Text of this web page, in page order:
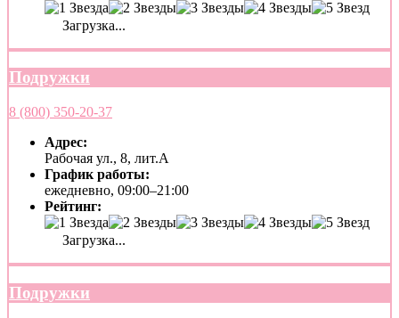
Загрузка...
Подружки
8 (800) 350-20-37
Адрес:
Рабочая ул., 8, лит.А
График работы:
ежедневно, 09:00–21:00
Рейтинг:
Загрузка...
Подружки